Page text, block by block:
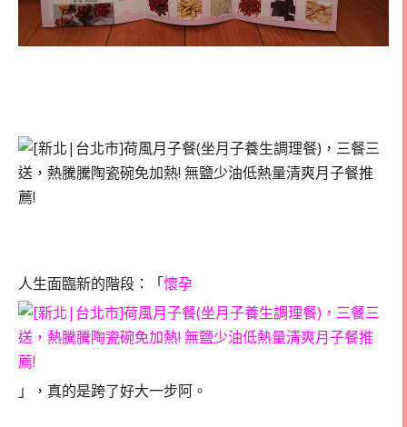
人生面臨新的階段：「懷孕
」，真的是跨了好大一步阿。